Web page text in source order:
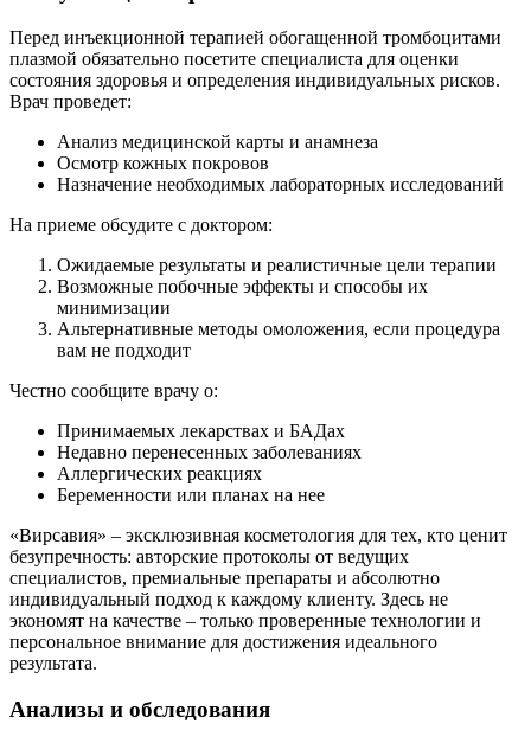
Перед инъекционной терапией обогащенной тромбоцитами
плазмой обязательно посетите специалиста для оценки
состояния здоровья и определения индивидуальных рисков.
Врач проведет:
Анализ медицинской карты и анамнеза
Осмотр кожных покровов
Назначение необходимых лабораторных исследований
На приеме обсудите с доктором:
Ожидаемые результаты и реалистичные цели терапии
Возможные побочные эффекты и способы их
минимизации
Альтернативные методы омоложения, если процедура
вам не подходит
Честно сообщите врачу о:
Принимаемых лекарствах и БАДах
Недавно перенесенных заболеваниях
Аллергических реакциях
Беременности или планах на нее
«Вирсавия» – эксклюзивная косметология для тех, кто ценит
безупречность: авторские протоколы от ведущих
специалистов, премиальные препараты и абсолютно
индивидуальный подход к каждому клиенту. Здесь не
экономят на качестве – только проверенные технологии и
персональное внимание для достижения идеального
результата.
Анализы и обследования